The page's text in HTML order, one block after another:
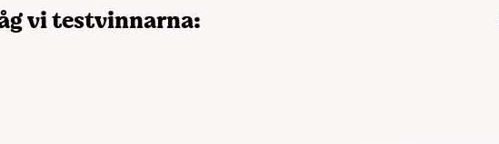
vi testvinnarna: